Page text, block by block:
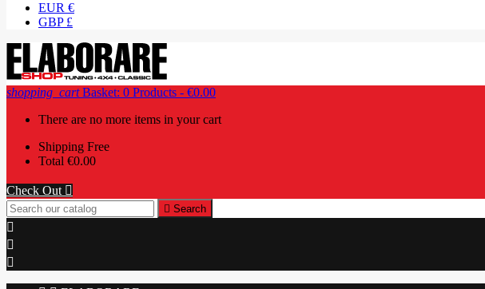
EUR €
GBP £
shopping_cart Basket: 0 Products - €0.00
There are no more items in your cart
Shipping Free
Total €0.00
Check Out 
 Search


